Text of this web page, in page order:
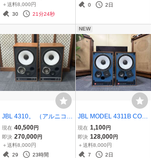
＋送料8,000円
30
21分24秒
0
2日
JBL 4310。 （アルニコ）
CONTROL MONITOR ス
ピーカーペア。(動作良好)
現在 40,500円
即決 270,000円
＋送料8,000円
29
23時間
NEW
JBL MODEL 4311B CON
TROL MONITOR スピー
カー ペア
現在 1,100円
即決 128,000円
＋送料8,000円
7
2日